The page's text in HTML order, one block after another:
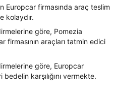
Europcar firmasında araç teslim
kolaydır.
göre, Pomezia
firmasının araçları tatmin edici
göre, Europcar
karşılığını vermekte.